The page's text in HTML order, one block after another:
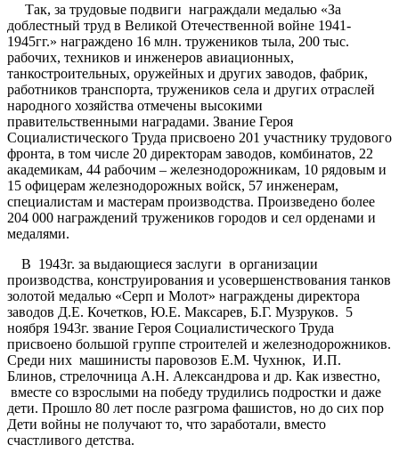
Так, за трудовые подвиги награждали медалью «За
доблестный труд в Великой Отечественной войне 1941-
1945гг.» награждено 16 млн. тружеников тыла, 200 тыс.
рабочих, техников и инженеров авиационных,
танкостроительных, оружейных и других заводов, фабрик,
работников транспорта, тружеников села и других отраслей
народного хозяйства отмечены высокими
правительственными наградами. Звание Героя
Социалистического Труда присвоено 201 участнику трудового
фронта, в том числе 20 директорам заводов, комбинатов, 22
академикам, 44 рабочим – железнодорожникам, 10 рядовым и
15 офицерам железнодорожных войск, 57 инженерам,
специалистам и мастерам производства. Произведено более
204 000 награждений тружеников городов и сел орденами и
медалями.
В 1943г. за выдающиеся заслуги в организации
производства, конструирования и усовершенствования танков
золотой медалью «Серп и Молот» награждены директора
заводов Д.Е. Кочетков, Ю.Е. Максарев, Б.Г. Музруков. 5
ноября 1943г. звание Героя Социалистического Труда
присвоено большой группе строителей и железнодорожников.
Среди них машинисты паровозов Е.М. Чухнюк, И.П.
Блинов, стрелочница А.Н. Александрова и др. Как известно,
вместе со взрослыми на победу трудились подростки и даже
дети. Прошло 80 лет после разгрома фашистов, но до сих пор
Дети войны не получают то, что заработали, вместо
счастливого детства.